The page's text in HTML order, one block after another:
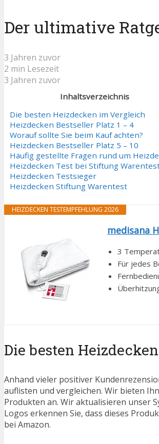
Der ultimative
3 Jahren zuvor
2 min Lesezeit
3 Jahren zuvor
Inhaltsverzeichnis
Die besten Heizdecken im Vergleich
Heizdecken Bestseller Platz 1 – 4
Worauf sollte Sie beim Kauf achten?
Heizdecken Bestseller Platz 5 – 10
Häufig gestellte Fragen rund um
Heizdecken Test bei Stiftung
Heizdecken Testsieger
Heizdecken Stiftung Warentest
HEIZDECKEN TESTEMPFEHLUNG 2026
medisana
3
Für jedes
Die besten
Anhand vieler positiver
auflisten und vergleichen. Wir bieten
Produkten an. Wir aktualisieren unser
Logos erkennen Sie, dass dieses
bei Amazon.